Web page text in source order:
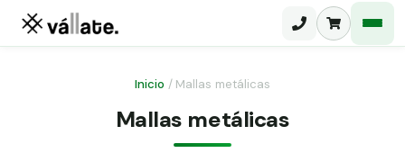
Malla electrosoldada
Inicio / Mallas metálicas
Mallas metálicas